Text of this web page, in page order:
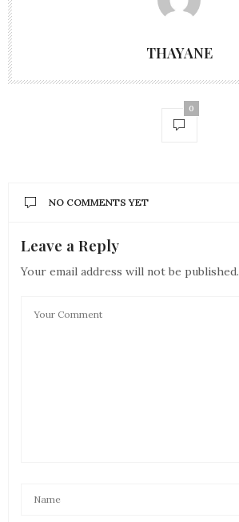
THAYANE
0
NO COMMENTS YET
Leave a Reply
Your email address will not be published.